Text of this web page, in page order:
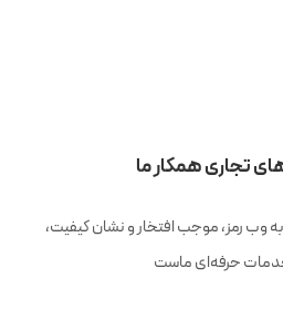
تجاری همکار ما
به وب رمز، موجب افتخار و نشان کیفیت،
حرفه‌ای ماست